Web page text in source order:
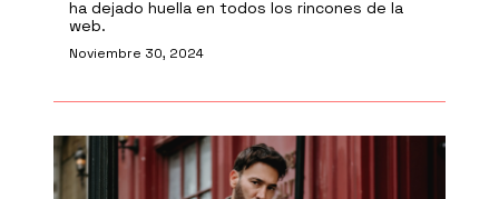
ha dejado huella en todos los rincones de la
web.
Noviembre 30, 2024